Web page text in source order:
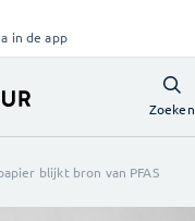
in de app
Zoeken
blijkt bron van PFAS